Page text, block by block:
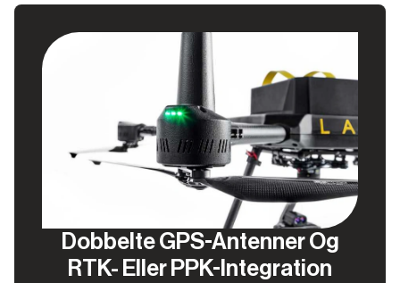
Dobbelte GPS-Antenner Og
RTK- Eller PPK-Integration